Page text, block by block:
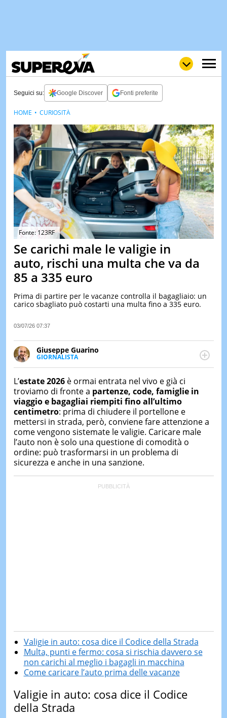
LOLGULP
LOVE
WOW
POP
NEWS
STORIE
VIDEO
& TV
QUIZ
&
TEST
LE
DI
IERI
Seguici su: Google Discover Fonti preferite
Fonte: 123RF
Se carichi male le valigie in
auto, rischi una multa che va da
85 a 335 euro
Prima di partire per le vacanze controlla il bagagliaio: un
carico sbagliato può costarti una multa fino a 335 euro.
03/07/26 07:37
Giuseppe Guarino
GIORNALISTA
Ph(D) in Diritto Comparato e processi di
particolare sulla Storia contemporanea di America
Latina e Spagna. Collabora con numerose testate ed
è presidente dell'Associazione Culturale "La
Biblioteca del Sannio".
HOME CURIOSITÀ
L’estate 2026 è ormai entrata nel vivo e già ci
troviamo di fronte a partenze, code, famiglie in
viaggio e bagagliai riempiti fino all’ultimo
centimetro: prima di chiudere il portellone e
mettersi in strada, però, conviene fare attenzione a
come vengono sistemate le valigie. Caricare male
l’auto non è solo una questione di comodità o
ordine: può trasformarsi in un problema di
sicurezza e anche in una sanzione.
Valigie in auto: cosa dice il Codice della Strada
Multa, punti e fermo: cosa si rischia davvero se
non carichi al meglio i bagagli in macchina
Come caricare l’auto prima delle vacanze
Valigie in auto: cosa dice il Codice
della Strada